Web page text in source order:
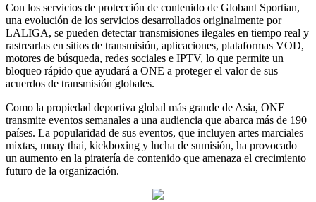
Con los servicios de protección de contenido de Globant Sportian,
una evolución de los servicios desarrollados originalmente por
LALIGA, se pueden detectar transmisiones ilegales en tiempo real y
rastrearlas en sitios de transmisión, aplicaciones, plataformas VOD,
motores de búsqueda, redes sociales e IPTV, lo que permite un
bloqueo rápido que ayudará a ONE a proteger el valor de sus
acuerdos de transmisión globales.
Como la propiedad deportiva global más grande de Asia, ONE
transmite eventos semanales a una audiencia que abarca más de 190
países. La popularidad de sus eventos, que incluyen artes marciales
mixtas, muay thai, kickboxing y lucha de sumisión, ha provocado
un aumento en la piratería de contenido que amenaza el crecimiento
futuro de la organización.